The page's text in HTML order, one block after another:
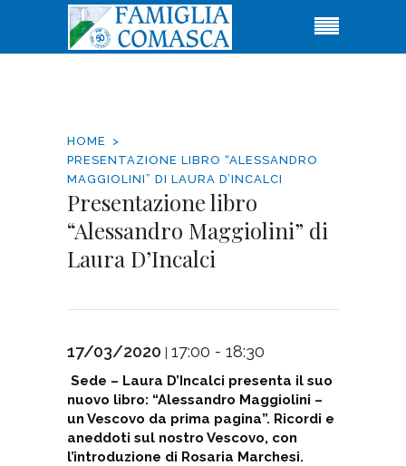
HOME
PRESENTAZIONE LIBRO “ALESSANDRO
MAGGIOLINI” DI LAURA D’INCALCI
Presentazione libro
“Alessandro Maggiolini” di
Laura D’Incalci
17/03/2020 | 17:00 - 18:30
Sede – Laura D’Incalci presenta il suo
nuovo libro: “Alessandro Maggiolini –
un Vescovo da prima pagina”. Ricordi e
aneddoti sul nostro Vescovo, con
l’introduzione di Rosaria Marchesi.